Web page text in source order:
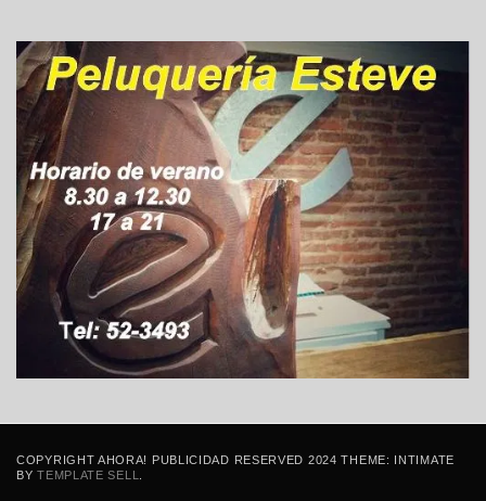
COPYRIGHT AHORA! PUBLICIDAD RESERVED 2024 THEME: INTIMATE
BYTEMPLATE SELL